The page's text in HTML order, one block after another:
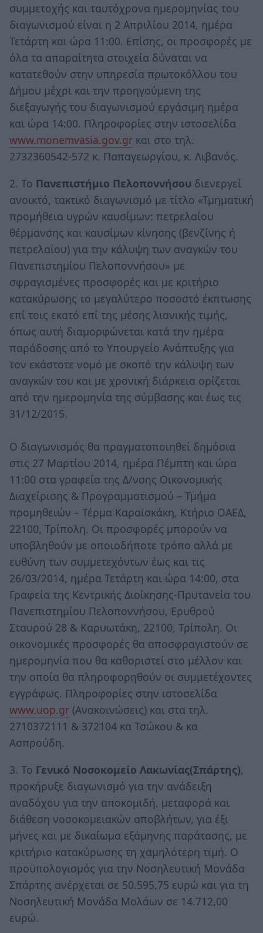
συμμετοχής και ταυτόχρονα ημερομηνίας του
διαγωνισμού είναι η 2 Απριλίου 2014, ημέρα
Τετάρτη και ώρα 11:00. Επίσης, οι προσφορές με
όλα τα απαραίτητα στοιχεία δύναται να
κατατεθούν στην υπηρεσία πρωτοκόλλου του
Δήμου μέχρι και την προηγούμενη της
διεξαγωγής του διαγωνισμού εργάσιμη ημέρα
και ώρα 14:00. Πληροφορίες στην ιστοσελίδα
www.monemvasia.gov.gr και στο τηλ.
2732360542-572 κ. Παπαγεωργίου, κ. Λιβανός.
2. Το Πανεπιστήμιο Πελοποννήσου διενεργεί
ανοικτό, τακτικό διαγωνισμό με τίτλο «Τμηματική
προμήθεια υγρών καυσίμων: πετρελαίου
θέρμανσης και καυσίμων κίνησης (βενζίνης ή
πετρελαίου) για την κάλυψη των αναγκών του
Πανεπιστημίου Πελοποννήσου» με
σφραγισμένες προσφορές και με κριτήριο
κατακύρωσης το μεγαλύτερο ποσοστό έκπτωσης
επί τοις εκατό επί της μέσης λιανικής τιμής,
όπως αυτή διαμορφώνεται κατά την ημέρα
παράδοσης από το Υπουργείο Ανάπτυξης για
τον εκάστοτε νομό με σκοπό την κάλυψη των
αναγκών του και με χρονική διάρκεια ορίζεται
από την ημερομηνία της σύμβασης και έως τις
31/12/2015.
Ο διαγωνισμός θα πραγματοποιηθεί δημόσια
στις 27 Μαρτίου 2014, ημέρα Πέμπτη και ώρα
11:00 στα γραφεία της Δ/νσης Οικονομικής
Διαχείρισης & Προγραμματισμού – Τμήμα
προμηθειών – Τέρμα Καραϊσκάκη, Κτήριο ΟΑΕΔ,
22100, Τρίπολη. Οι προσφορές μπορούν να
υποβληθούν με οποιοδήποτε τρόπο αλλά με
ευθύνη των συμμετεχόντων έως και τις
26/03/2014, ημέρα Τετάρτη και ώρα 14:00, στα
Γραφεία της Κεντρικής Διοίκησης-Πρυτανεία του
Πανεπιστημίου Πελοποννήσου, Ερυθρού
Σταυρού 28 & Καρυωτάκη, 22100, Τρίπολη. Οι
οικονομικές προσφορές θα αποσφραγιστούν σε
ημερομηνία που θα καθοριστεί στο μέλλον και
την οποία θα πληροφορηθούν οι συμμετέχοντες
εγγράφως. Πληροφορίες στην ιστοσελίδα
www.uop.gr (Ανακοινώσεις) και στα τηλ.
2710372111 & 372104 κα Τσώκου & κα
Ασπρούδη.
3. Το Γενικό Νοσοκομείο Λακωνίας(Σπάρτης),
προκήρυξε διαγωνισμό για την ανάδειξη
αναδόχου για την αποκομιδή, μεταφορά και
διάθεση νοσοκομειακών αποβλήτων, για έξι
μήνες και με δικαίωμα εξάμηνης παράτασης, με
κριτήριο κατακύρωσης τη χαμηλότερη τιμή. Ο
προϋπολογισμός για την Νοσηλευτική Μονάδα
Σπάρτης ανέρχεται σε 50.595,75 ευρώ και για τη
Νοσηλευτική Μονάδα Μολάων σε 14.712,00
ευρώ.